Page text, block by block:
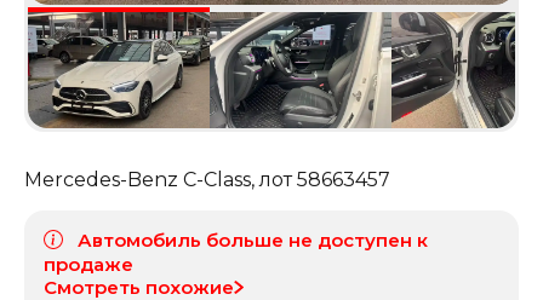
Mercedes-Benz C-Class, лот58663457
Автомобиль больше не доступен к
продаже
Смотреть похожие